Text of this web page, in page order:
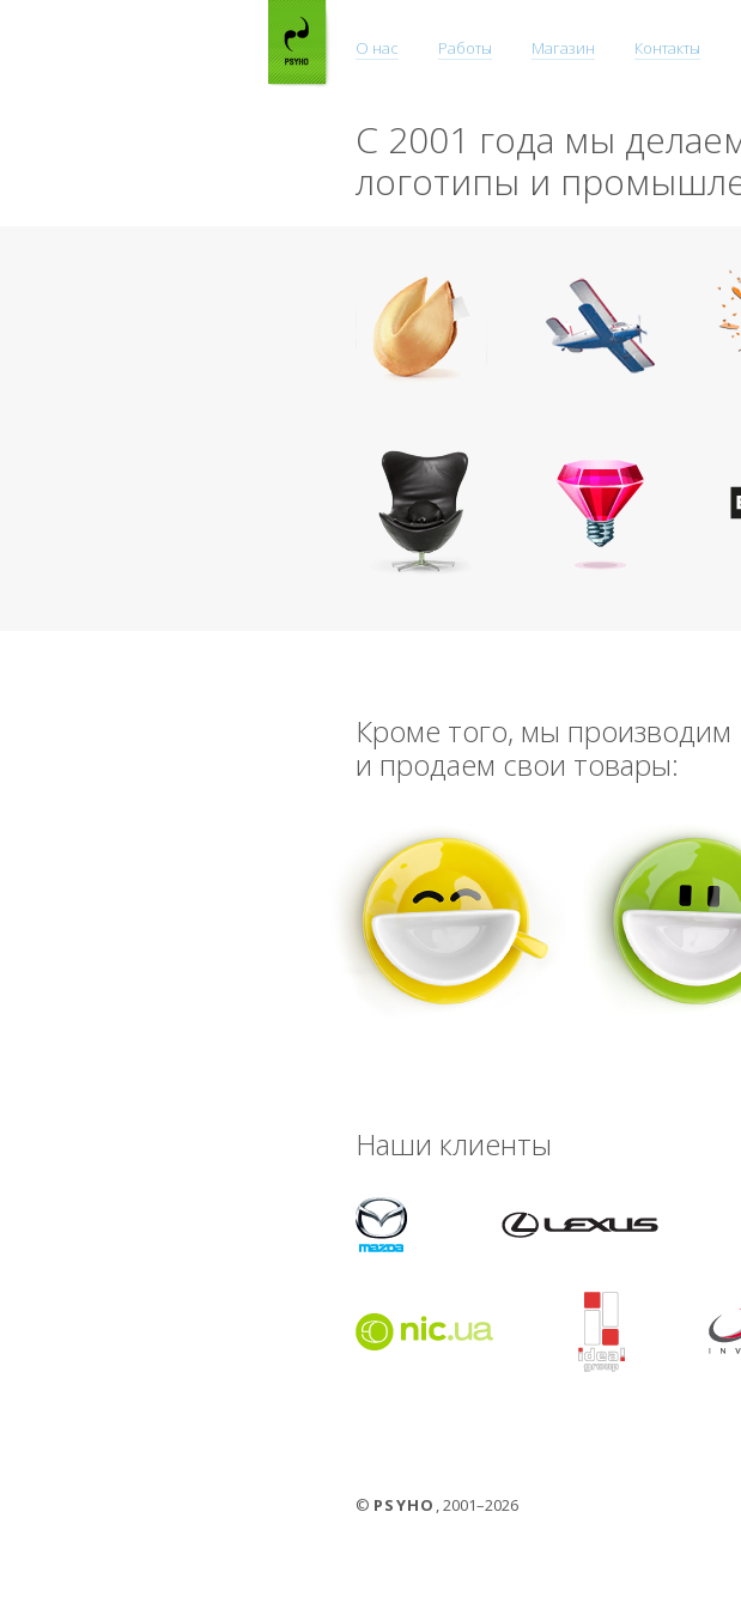
О нас Работы Магазин Контакты
С 2001 года мы
логотипы и
Кроме того, мы производим
и продаем свои товары:
Наши клиенты
© PSYHO , 2001–2026